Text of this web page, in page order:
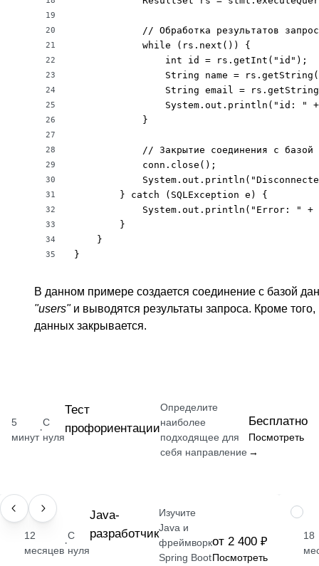
19
20
21
22
23
24
25
26
27
28
29
30
31
32
33
34
35
// Обработка результатов
            while (rs.next()) {
                int id = rs.getInt("id");
String name =
String email =
System.out.println("id: "
            }
// Закрытие соединения с базой
            conn.close();
        } catch (SQLException e) {
System.out.println("Error: " +
        }
    }
}
В данном примере создается соединение с базой
"users"и выводятся результаты запроса. Кроме
данных закрывается.
5
минут
·
С
нуля
Тест
профориентации
Определите
наиболее
подходящее для
себя направление
Бесплатно
Посмотреть
→
ПРОФЕССИЯ
12
месяцев
·
С
нуля
Java-
разработчик
Изучите
Java и
фреймворк
Spring Boot
от 2 400 ₽
Посмотреть
18